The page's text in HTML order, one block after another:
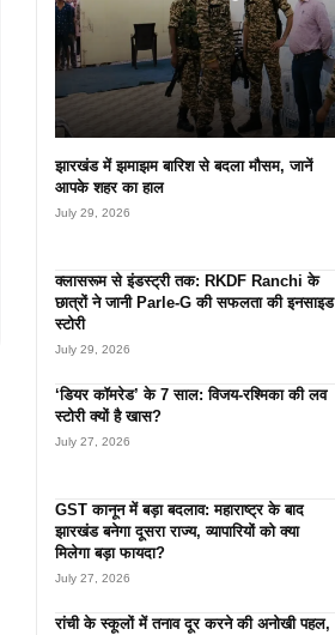
झारखंड में झमाझम बारिश से बदला मौसम, जानें
आपके शहर का हाल
July 29, 2026
क्लासरूम से इंडस्ट्री तक: RKDF Ranchi के
छात्रों ने जानी Parle-G की सफलता की इनसाइड
स्टोरी
July 29, 2026
‘डियर कॉमरेड’ के 7 साल: विजय-रश्मिका की लव
स्टोरी क्यों है खास?
July 27, 2026
GST कानून में बड़ा बदलाव: महाराष्ट्र के बाद
झारखंड बनेगा दूसरा राज्य, व्यापारियों को क्या
मिलेगा बड़ा फायदा?
July 27, 2026
रांची के स्कूलों में तनाव दूर करने की अनोखी पहल,